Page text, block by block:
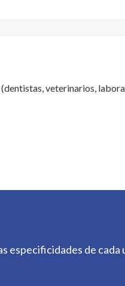
veterinarios,
de cada